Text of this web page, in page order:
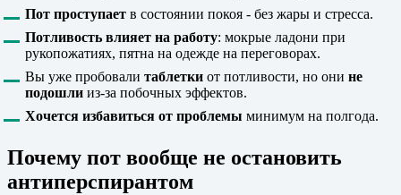
Пот проступает в состоянии покоя - без жары и стресса.
Потливость влияет на работу: мокрые ладони при
рукопожатиях, пятна на одежде на переговорах.
Вы уже пробовали таблетки от потливости, но они не
подошли из-за побочных эффектов.
Хочется избавиться от проблемы минимум на полгода.
Почему пот вообще не остановить
антиперспирантом